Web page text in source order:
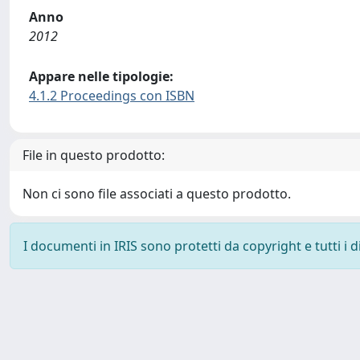
Anno
2012
Appare nelle tipologie:
4.1.2 Proceedings con ISBN
File in questo prodotto:
Non ci sono file associati a questo prodotto.
I documenti in IRIS sono protetti da copyright e tutti i